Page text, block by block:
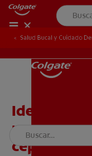
Salud Bucal y Cuidado
Ideas
premiar a
cepillarse